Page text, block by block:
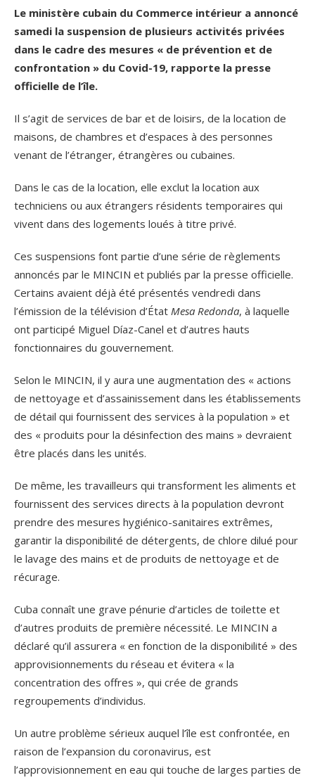
Le ministère cubain du Commerce intérieur a annoncé
samedi la suspension de plusieurs activités privées
dans le cadre des mesures « de prévention et de
confrontation » du Covid-19, rapporte la presse
officielle de l’île.
Il s’agit de services de bar et de loisirs, de la location de
maisons, de chambres et d’espaces à des personnes
venant de l’étranger, étrangères ou cubaines.
Dans le cas de la location, elle exclut la location aux
techniciens ou aux étrangers résidents temporaires qui
vivent dans des logements loués à titre privé.
Ces suspensions font partie d’une série de règlements
annoncés par le MINCIN et publiés par la presse officielle.
Certains avaient déjà été présentés vendredi dans
l’émission de la télévision d’État Mesa Redonda, à laquelle
ont participé Miguel Díaz-Canel et d’autres hauts
fonctionnaires du gouvernement.
Selon le MINCIN, il y aura une augmentation des « actions
de nettoyage et d’assainissement dans les établissements
de détail qui fournissent des services à la population » et
des « produits pour la désinfection des mains » devraient
être placés dans les unités.
De même, les travailleurs qui transforment les aliments et
fournissent des services directs à la population devront
prendre des mesures hygiénico-sanitaires extrêmes,
garantir la disponibilité de détergents, de chlore dilué pour
le lavage des mains et de produits de nettoyage et de
récurage.
Cuba connaît une grave pénurie d’articles de toilette et
d’autres produits de première nécessité. Le MINCIN a
déclaré qu’il assurera « en fonction de la disponibilité » des
approvisionnements du réseau et évitera « la
concentration des offres », qui crée de grands
regroupements d’individus.
Un autre problème sérieux auquel l’île est confrontée, en
raison de l’expansion du coronavirus, est
l’approvisionnement en eau qui touche de larges parties de